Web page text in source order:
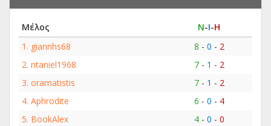
Μέλος Ν-Ι-Η
1. giannhs68 8 - 0 - 2
2. ntaniel1968 7- 1 - 2
3. oramatistis 7- 1 - 2
4. Aphrodite 6 - 0 - 4
5. BookAlex 4- 0 - 0